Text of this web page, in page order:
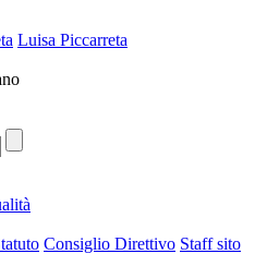
Luisa Piccarreta
Consiglio Direttivo Staff sito